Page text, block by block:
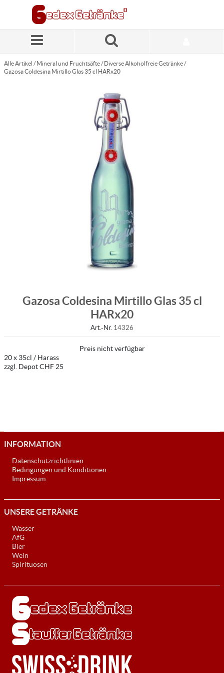
Alle Artikel / Mineral und Fruchtsäfte / Diverse Alkoholfreie Getränke /
Gazosa Coldesina Mirtillo Glas 35 cl HARx20
Gazosa Coldesina Mirtillo Glas 35 cl
HARx20
Art.-Nr. 14326
Preis nicht verfügbar
20 x 35cl / Harass
zzgl. Depot CHF 25
INFORMATION
Datenschutzrichtlinien
Bedingungen und Konditionen
Impressum
UNSERE GETRÄNKE
Wasser
AfG
Bier
Wein
Spirituosen